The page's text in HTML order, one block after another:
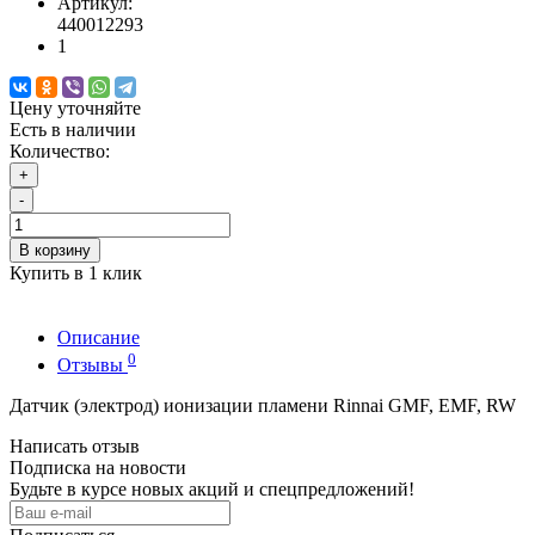
440012293
1
Цену уточняйте
Есть в наличии
Количество:
+
-
В корзину
Купить в 1 клик
Описание
Отзывы 0
Датчик (электрод) ионизации пламени Rinnai GMF, EMF, RW
Написать отзыв
Подписка на новости
Будьте в курсе новых акций и спецпредложений!